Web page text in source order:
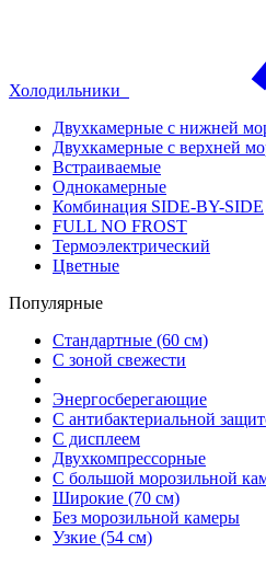
Холодильники
Двухкамерные с нижней
Двухкамерные с верхней
Встраиваемые
Однокамерные
Комбинация SIDE-BY-SIDE
FULL NO FROST
Термоэлектрический
Цветные
Популярные
Стандартные (60 см)
С зоной свежести
Энергосберегающие
С антибактериальной
С дисплеем
Двухкомпрессорные
С большой морозильной
Широкие (70 см)
Без морозильной камеры
Узкие (54 см)